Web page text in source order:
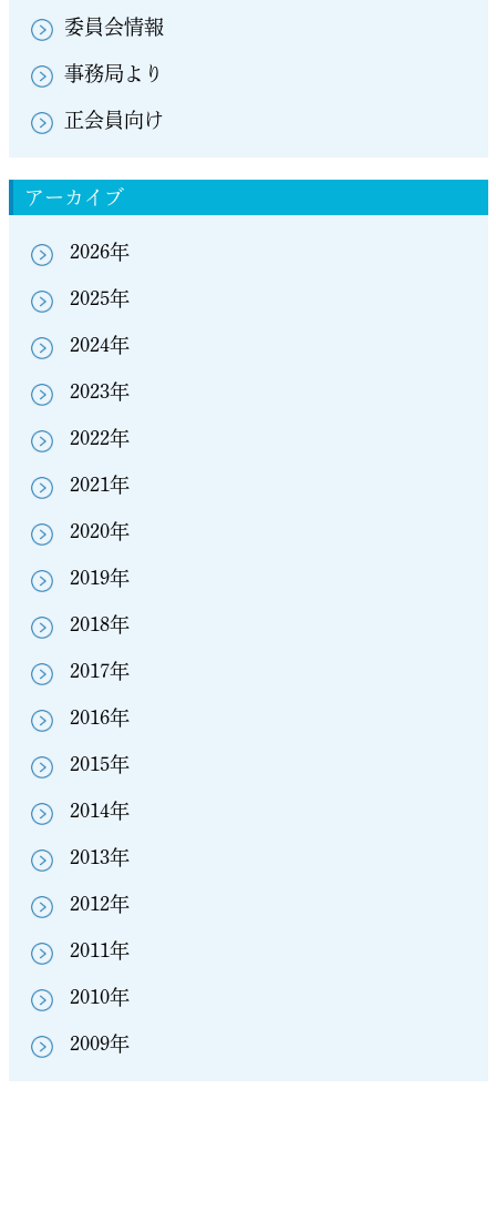
委員会情報
事務局より
正会員向け
アーカイブ
2026年
2025年
2024年
2023年
2022年
2021年
2020年
2019年
2018年
2017年
2016年
2015年
2014年
2013年
2012年
2011年
2010年
2009年